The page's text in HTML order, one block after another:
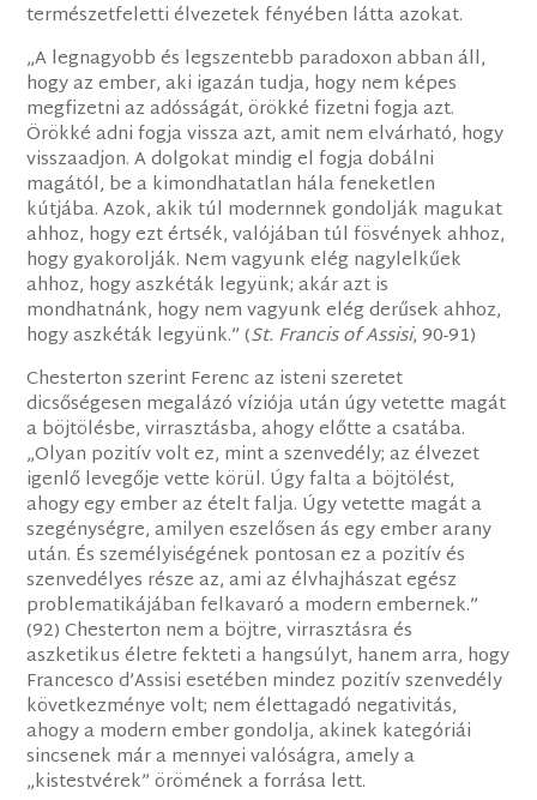
természetfeletti élvezetek fényében látta azokat.
„A legnagyobb és legszentebb paradoxon abban áll,
hogy az ember, aki igazán tudja, hogy nem képes
megfizetni az adósságát, örökké fizetni fogja azt.
Örökké adni fogja vissza azt, amit nem elvárható, hogy
visszaadjon. A dolgokat mindig el fogja dobálni
magától, be a kimondhatatlan hála feneketlen
kútjába. Azok, akik túl modernnek gondolják magukat
ahhoz, hogy ezt értsék, valójában túl fösvények ahhoz,
hogy gyakorolják. Nem vagyunk elég nagylelkűek
ahhoz, hogy aszkéták legyünk; akár azt is
mondhatnánk, hogy nem vagyunk elég derűsek ahhoz,
hogy aszkéták legyünk.” (St. Francis of Assisi, 90-91)
Chesterton szerint Ferenc az isteni szeretet
dicsőségesen megalázó víziója után úgy vetette magát
a böjtölésbe, virrasztásba, ahogy előtte a csatába.
„Olyan pozitív volt ez, mint a szenvedély; az élvezet
igenlő levegője vette körül. Úgy falta a böjtölést,
ahogy egy ember az ételt falja. Úgy vetette magát a
szegénységre, amilyen eszelősen ás egy ember arany
után. És személyiségének pontosan ez a pozitív és
szenvedélyes része az, ami az élvhajhászat egész
problematikájában felkavaró a modern embernek.”
(92) Chesterton nem a böjtre, virrasztásra és
aszketikus életre fekteti a hangsúlyt, hanem arra, hogy
Francesco d’Assisi esetében mindez pozitív szenvedély
következménye volt; nem élettagadó negativitás,
ahogy a modern ember gondolja, akinek kategóriái
sincsenek már a mennyei valóságra, amely a
„kistestvérek” örömének a forrása lett.